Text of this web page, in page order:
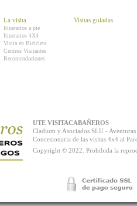
La visita
Itinerarios a pie
Itinerarios 4X4
Visita en Bicicleta
Centros Visitantes
Recomendaciones
Visitas guiadas
UTE VISITACABAÑEROS
Cladium y Asociados SLU -
Concesionaria de las visitas 4x4 al
Copyright © 2022. Prohibida la